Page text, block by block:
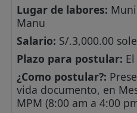
Lugar de labores:
Manu
Salario: S/.3,000.00
Plazo para postular:
¿Como postular?:
vida documento, en
MPM (8:00 am a 4:00